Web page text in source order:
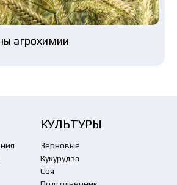
агрохимии
КУЛЬТУРЫ
Зерновые
Кукурудза
Соя